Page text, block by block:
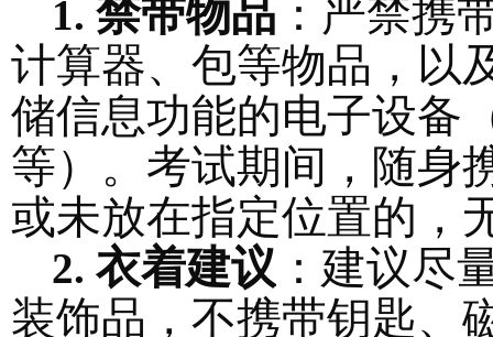
1. 禁带物品 ：严禁携
计算器、包等物品，以
储信息功能的电子设备
等）。考试期间，随身
或未放在指定位置的，
2. 衣着建议 ：建议尽
装饰品，不携带钥匙、